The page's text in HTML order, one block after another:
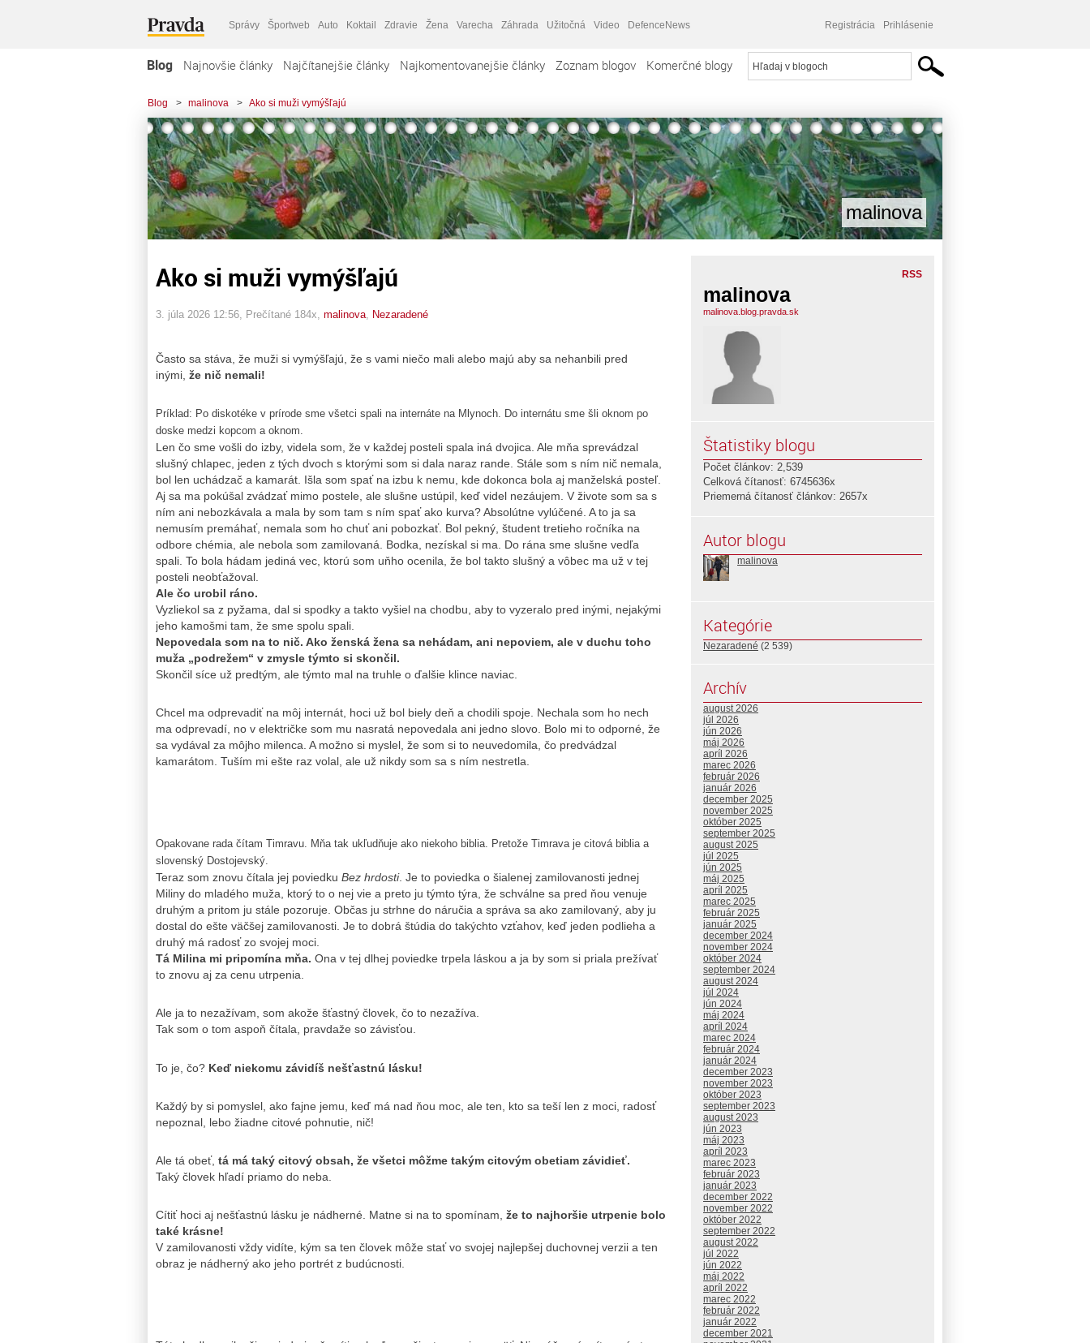
Správy Športweb Auto Koktail Zdravie Žena Varecha Záhrada Užitočná Video DefenceNews Registrácia Prihlásenie
Blog Najnovšie články Najčítanejšie články Najkomentovanejšie články Zoznam blogov Komerčné blogy
Blog > malinova > Ako si muži vymýšľajú
malinova
Ako si muži vymýšľajú
3. júla 2026 12:56 , Prečítané 184x, malinova Nezaradené
Často sa stáva, že muži si vymýšľajú, že s vami niečo mali alebo majú aby sa nehanbili pred
inými, že nič nemali!
Príklad: Po diskotéke v prírode sme všetci spali na internáte na Mlynoch. Do internátu sme šli oknom po
doske medzi kopcom a oknom.
Len čo sme vošli do izby, videla som, že v každej posteli spala iná dvojica. Ale mňa sprevádzal
slušný chlapec, jeden z tých dvoch s ktorými som si dala naraz rande. Stále som s ním nič nemala,
bol len uchádzač a kamarát. Išla som spať na izbu k nemu, kde dokonca bola aj manželská posteľ.
Aj sa ma pokúšal zvádzať mimo postele, ale slušne ustúpil, keď videl nezáujem. V živote som sa s
ním ani nebozkávala a mala by som tam s ním spať ako kurva? Absolútne vylúčené. A to ja sa
nemusím premáhať, nemala som ho chuť ani pobozkať. Bol pekný, študent tretieho ročníka na
odbore chémia, ale nebola som zamilovaná. Bodka, nezískal si ma. Do rána sme slušne vedľa
spali. To bola hádam jediná vec, ktorú som uňho ocenila, že bol takto slušný a vôbec ma už v tej
posteli neobťažoval.
Ale čo urobil ráno.
Vyzliekol sa z pyžama, dal si spodky a takto vyšiel na chodbu, aby to vyzeralo pred inými, nejakými
jeho kamošmi tam, že sme spolu spali.
Nepovedala som na to nič. Ako ženská žena sa nehádam, ani nepoviem, ale v duchu toho
muža „podrežem“ v zmysle týmto si skončil.
Skončil síce už predtým, ale týmto mal na truhle o ďalšie klince naviac.
Chcel ma odprevadiť na môj internát, hoci už bol biely deň a chodili spoje. Nechala som ho nech
ma odprevadí, no v električke som mu nasratá nepovedala ani jedno slovo. Bolo mi to odporné, že
sa vydával za môjho milenca. A možno si myslel, že som si to neuvedomila, čo predvádzal
kamarátom. Tuším mi ešte raz volal, ale už nikdy som sa s ním nestretla.
Opakovane rada čítam Timravu. Mňa tak ukľudňuje ako niekoho biblia. Pretože Timrava je citová biblia a
slovenský Dostojevský.
Teraz som znovu čítala jej poviedku Bez hrdosti. Je to poviedka o šialenej zamilovanosti jednej
Miliny do mladého muža, ktorý to o nej vie a preto ju týmto týra, že schválne sa pred ňou venuje
druhým a pritom ju stále pozoruje. Občas ju strhne do náručia a správa sa ako zamilovaný, aby ju
dostal do ešte väčšej zamilovanosti. Je to dobrá štúdia do takýchto vzťahov, keď jeden podlieha a
druhý má radosť zo svojej moci.
Tá Milina mi pripomína mňa. Ona v tej dlhej poviedke trpela láskou a ja by som si priala prežívať
to znovu aj za cenu utrpenia.
Ale ja to nezažívam, som akože šťastný človek, čo to nezažíva.
Tak som o tom aspoň čítala, pravdaže so závisťou.
To je, čo? Keď niekomu závidíš nešťastnú lásku!
Každý by si pomyslel, ako fajne jemu, keď má nad ňou moc, ale ten, kto sa teší len z moci, radosť
nepoznal, lebo žiadne citové pohnutie, nič!
Ale tá obeť, tá má taký citový obsah, že všetci môžme takým citovým obetiam závidieť.
Taký človek hľadí priamo do neba.
Cítiť hoci aj nešťastnú lásku je nádherné. Matne si na to spomínam, že to najhoršie utrpenie bolo
také krásne!
V zamilovanosti vždy vidíte, kým sa ten človek môže stať vo svojej najlepšej duchovnej verzii a ten
obraz je nádherný ako jeho portrét z budúcnosti.
RSS
malinova
malinova.blog.pravda.sk
Štatistiky blogu
Počet článkov: 2,539
Celková čítanosť: 6745636x
Priemerná čítanosť článkov: 2657x
Autor blogu
malinova
Kategórie
Nezaradené (2 539)
Archív
august 2026
júl 2026
jún 2026
máj 2026
apríl 2026
marec 2026
február 2026
január 2026
december 2025
november 2025
október 2025
september 2025
august 2025
júl 2025
jún 2025
máj 2025
apríl 2025
marec 2025
február 2025
január 2025
december 2024
november 2024
október 2024
september 2024
august 2024
júl 2024
jún 2024
máj 2024
apríl 2024
marec 2024
február 2024
január 2024
december 2023
november 2023
október 2023
september 2023
august 2023
jún 2023
máj 2023
apríl 2023
marec 2023
február 2023
január 2023
december 2022
november 2022
október 2022
september 2022
august 2022
júl 2022
jún 2022
máj 2022
apríl 2022
marec 2022
február 2022
január 2022
december 2021